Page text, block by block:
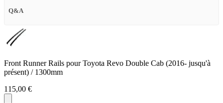
Q&A
Front Runner Rails pour Toyota Revo Double Cab (2016- jusqu'à
présent) / 1300mm
115,00 €